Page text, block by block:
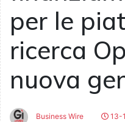
per le
ricerca
nuova
Business Wire
13-